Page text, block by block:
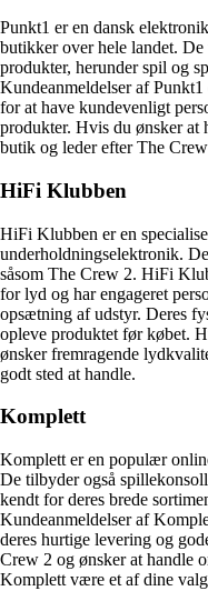
Punkt1 er en dansk
butikker over hele landet.
produkter, herunder spil og
Kundeanmeldelser af
for at have kundevenligt
produkter. Hvis du ønsker at
butik og leder efter The
HiFi Klubben
HiFi Klubben er en
underholdningselektronik.
såsom The Crew 2. HiFi
for lyd og har engageret
opsætning af udstyr. Deres
opleve produktet før købet.
ønsker fremragende
godt sted at handle.
Komplett
Komplett er en populær
De tilbyder også
kendt for deres brede
Kundeanmeldelser af
deres hurtige levering og
Crew 2 og ønsker at handle
Komplett være et af dine